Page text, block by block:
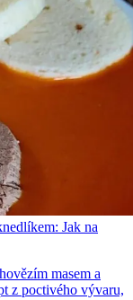
Jak na
masem a
z poctivého vývaru,